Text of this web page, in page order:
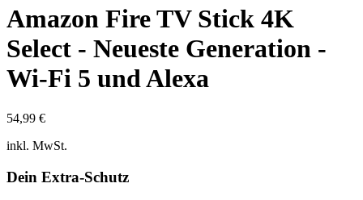
Amazon Fire TV Stick 4K
Select - Neueste Generation -
Wi-Fi 5 und Alexa
54,99 €
inkl. MwSt.
Dein Extra-Schutz